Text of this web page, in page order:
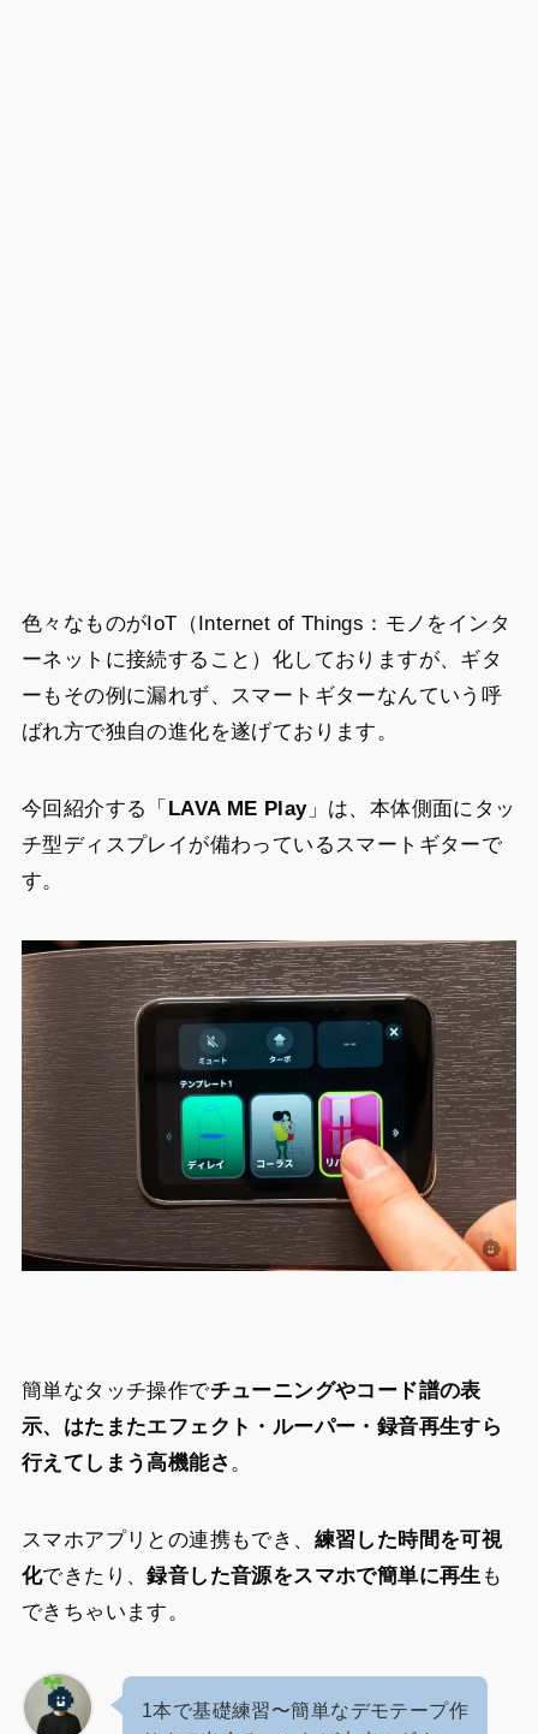
色々なものがIoT（Internet of Things：モノをインタ
ーネットに接続すること）化しておりますが、ギタ
ーもその例に漏れず、スマートギターなんていう呼
ばれ方で独自の進化を遂げております。
今回紹介する「 LAVA ME Play」は、本体側面にタッ
チ型ディスプレイが備わっているスマートギターで
す。
簡単なタッチ操作でチューニングやコード譜の表
示、はたまたエフェクト・ルーパー・録音再生すら
行えてしまう高機能さ。
スマホアプリとの連携もでき、 練習した時間を可視
化できたり、録音した音源をスマホで簡単に再生 も
できちゃいます。
1本で基礎練習〜簡単なデモテープ作